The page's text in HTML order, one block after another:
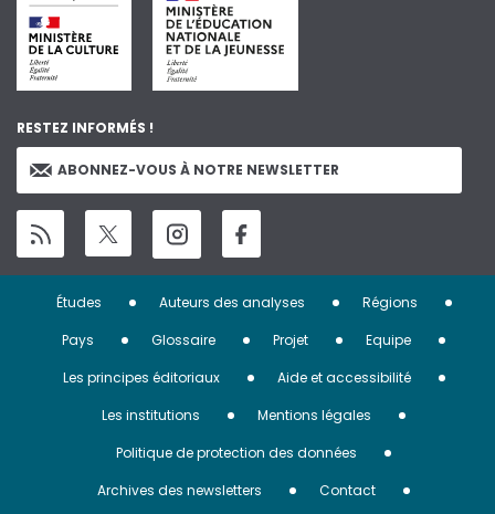
RESTEZ INFORMÉS !
ABONNEZ-VOUS À NOTRE NEWSLETTER
Menu
Pied
page
Études Auteurs des analyses
Régions
Pays
Glossaire Projet
Equipe
Les principes éditoriaux
Aide et accessibilité
Les institutions
Mentions légales
Politique de protection des données
Archives des newsletters
Contact